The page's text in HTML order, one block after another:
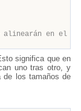
en el
significa que en
uno tras otro, y
de los tamaños de